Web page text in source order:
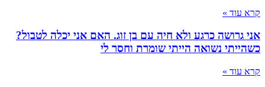
קרא עוד »
אני גרושה כרגע ולא חיה עם בן זוג. האם אני יכלה לטבול?
כשהייתי נשואה הייתי שומרת וחסר לי
קרא עוד »